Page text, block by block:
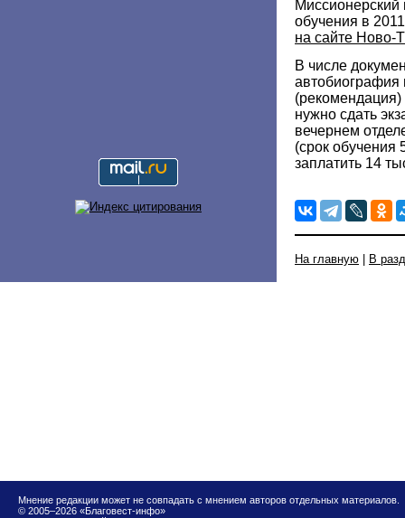
Миссионерский
обучения в
на сайте Ново-
В числе
автобиография
нужно сдать
вечернем
(срок обучения
заплатить 14
На главную | В
Мнение редакции может не совпадать с мнением авторов отдельных материалов.
© 2005–2026 «Благовест-инфо»